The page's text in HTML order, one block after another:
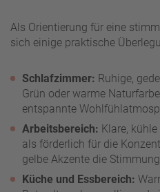
Als Orientierung für eine
sich einige praktische
Schlafzimmer: Ruhige,
Grün oder warme
entspannte
Arbeitsbereich: Klare,
als förderlich für die
gelbe Akzente die
Küche und Essbereich: